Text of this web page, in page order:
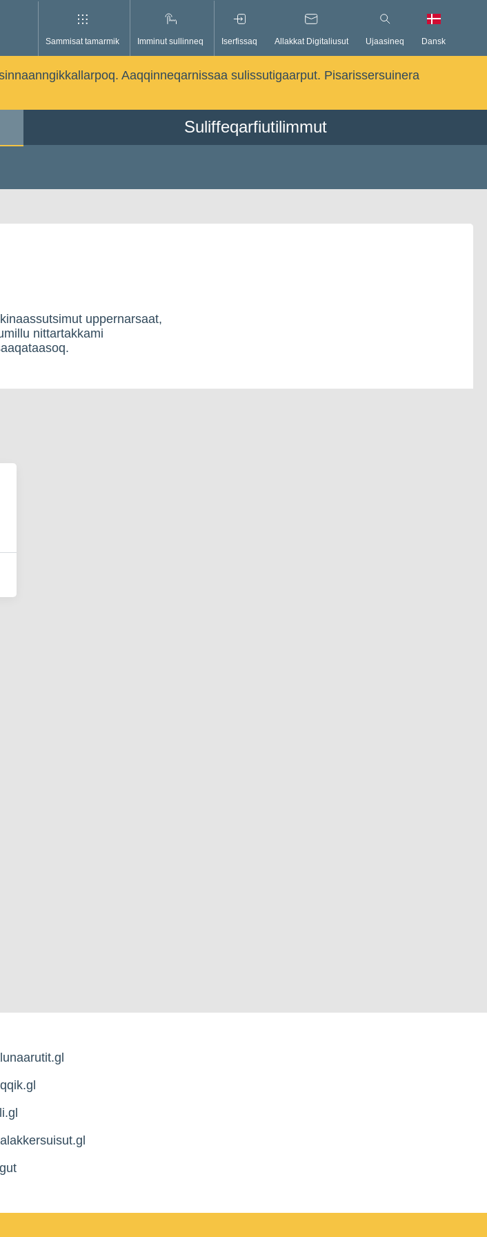
Sammisat tamarmik Imminut sullinneq Iserfissaq Allakkat Digitaliusut Ujaasineq Dansk
Aaqqinneqarnissaa sulissutigaarput. Pisarissersuinera
Suliffeqarfiutilimmut
uppernarsaat,
nittartakkami